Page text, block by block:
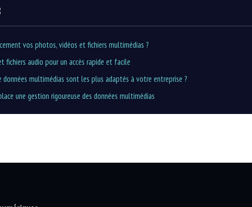
vos photos, vidéos et fichiers multimédias ?
fichiers audio pour un accès rapide et facile
multimédias sont les plus adaptés à votre entreprise ?
une gestion rigoureuse des données multimédias